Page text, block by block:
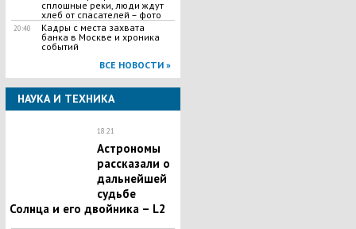
сплошные реки, люди ждут
хлеб от спасателей – фото
20:40
Кадры с места захвата
банка в Москве и хроника
событий
ВСЕ НОВОСТИ »
НАУКА И ТЕХНИКА
18:21
Астрономы
рассказали о
дальнейшей
судьбе
Солнца и его двойника – L2